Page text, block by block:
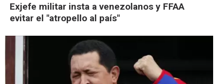
Exjefe militar insta a venezolanos y FFAA
evitar el "atropello al país"